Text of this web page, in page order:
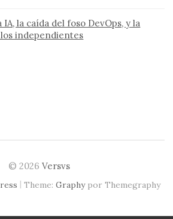
IA, la caída del foso DevOps, y la
independientes
© 2026 Versvs
| Theme: Graphypor Themegraphy